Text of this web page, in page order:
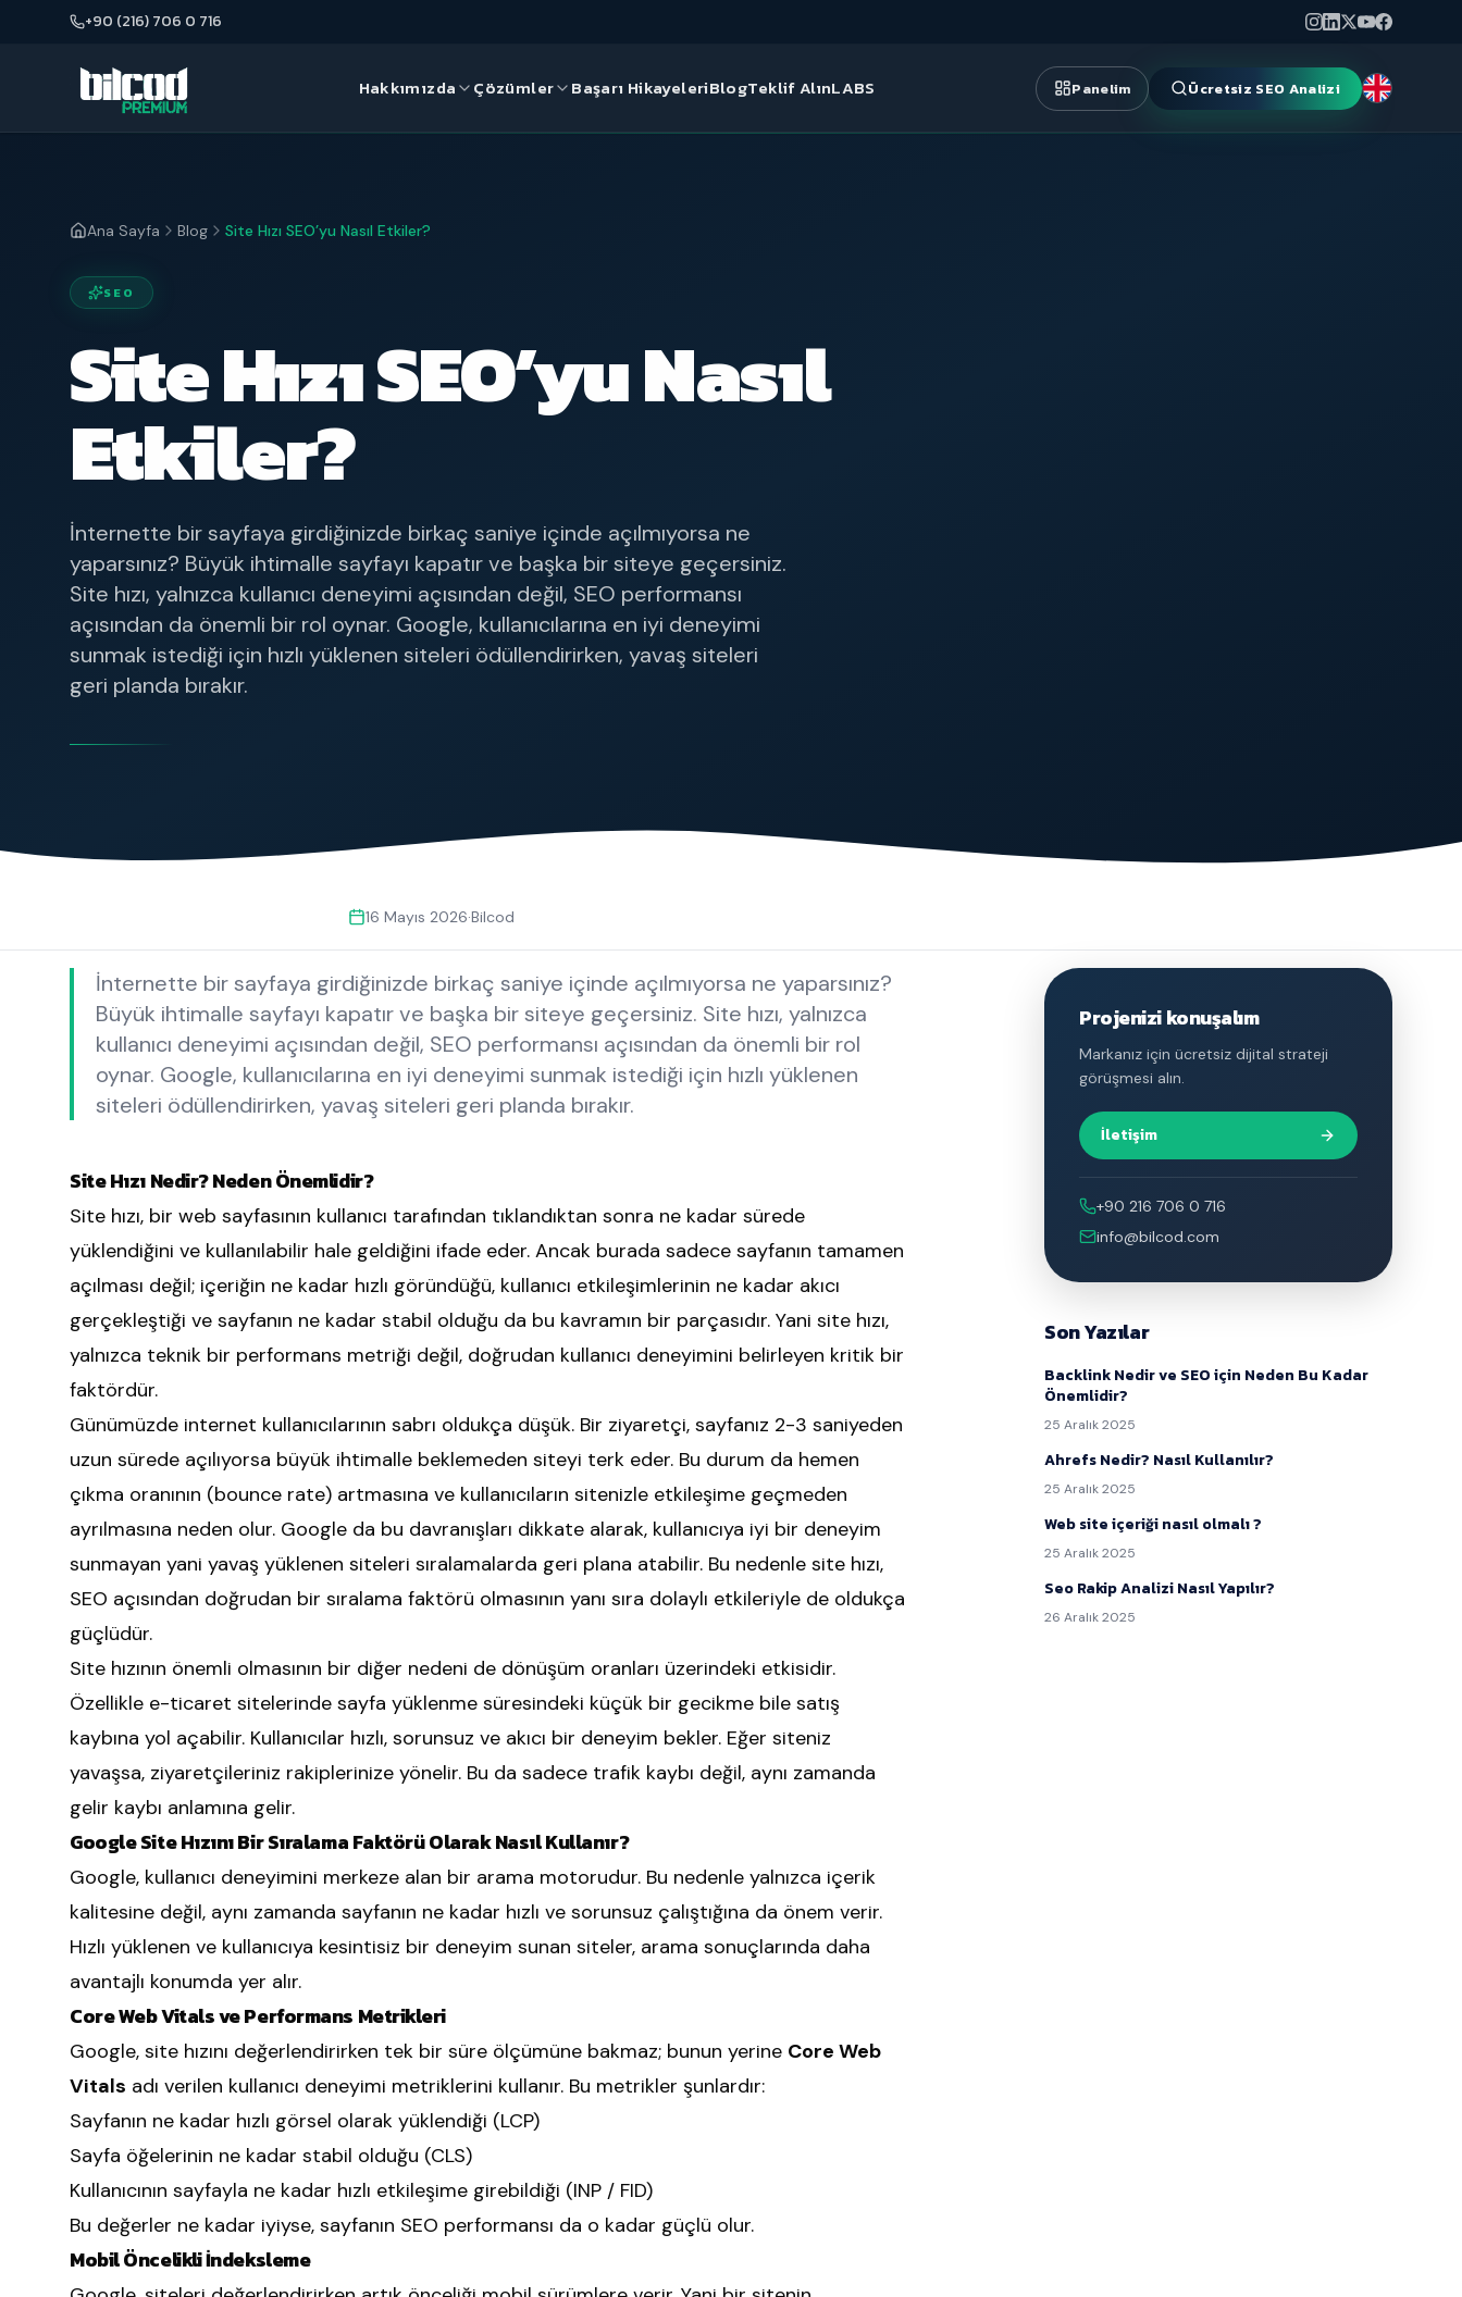
+90 (216) 706 0 716
Hakkımızda
Ekibimiz
Çözümler
organik büyüme
SEO Fiyatları
Şeffaf paketler, ölçülebilir SEO
Google Ads Yönetimi
Ölçülebilir getiri sağlayan reklam
yönetimi
Sosyal Medya Yönetimi
deneyimi
Başarı HikayeleriBlogTeklif AlınLABS Panelim Ücretsiz SEO Analizi
Ana Sayfa Blog Site Hızı SEO’yu Nasıl Etkiler?
SEO
Site Hızı SEO’yu Nasıl
Etkiler?
İnternette bir sayfaya girdiğinizde birkaç saniye içinde açılmıyorsa ne
yaparsınız? Büyük ihtimalle sayfayı kapatır ve başka bir siteye geçersiniz.
Site hızı, yalnızca kullanıcı deneyimi açısından değil, SEO performansı
açısından da önemli bir rol oynar. Google, kullanıcılarına en iyi deneyimi
sunmak istediği için hızlı yüklenen siteleri ödüllendirirken, yavaş siteleri
geri planda bırakır.
16 Mayıs 2026·Bilcod
İnternette bir sayfaya girdiğinizde birkaç saniye içinde açılmıyorsa ne yaparsınız?
Büyük ihtimalle sayfayı kapatır ve başka bir siteye geçersiniz. Site hızı, yalnızca
kullanıcı deneyimi açısından değil, SEO performansı açısından da önemli bir rol
oynar. Google, kullanıcılarına en iyi deneyimi sunmak istediği için hızlı yüklenen
siteleri ödüllendirirken, yavaş siteleri geri planda bırakır.
Site Hızı Nedir? Neden Önemlidir?
Site hızı, bir web sayfasının kullanıcı tarafından tıklandıktan sonra ne kadar sürede
yüklendiğini ve kullanılabilir hale geldiğini ifade eder. Ancak burada sadece sayfanın tamamen
açılması değil; içeriğin ne kadar hızlı göründüğü, kullanıcı etkileşimlerinin ne kadar akıcı
gerçekleştiği ve sayfanın ne kadar stabil olduğu da bu kavramın bir parçasıdır. Yani site hızı,
yalnızca teknik bir performans metriği değil, doğrudan kullanıcı deneyimini belirleyen kritik bir
faktördür.
Günümüzde internet kullanıcılarının sabrı oldukça düşük. Bir ziyaretçi, sayfanız 2-3 saniyeden
uzun sürede açılıyorsa büyük ihtimalle beklemeden siteyi terk eder. Bu durum da hemen
çıkma oranının (bounce rate) artmasına ve kullanıcıların sitenizle etkileşime geçmeden
ayrılmasına neden olur. Google da bu davranışları dikkate alarak, kullanıcıya iyi bir deneyim
sunmayan yani yavaş yüklenen siteleri sıralamalarda geri plana atabilir. Bu nedenle site hızı,
SEO açısından doğrudan bir sıralama faktörü olmasının yanı sıra dolaylı etkileriyle de oldukça
güçlüdür.
Site hızının önemli olmasının bir diğer nedeni de dönüşüm oranları üzerindeki etkisidir.
Özellikle e-ticaret sitelerinde sayfa yüklenme süresindeki küçük bir gecikme bile satış
kaybına yol açabilir. Kullanıcılar hızlı, sorunsuz ve akıcı bir deneyim bekler. Eğer siteniz
yavaşsa, ziyaretçileriniz rakiplerinize yönelir. Bu da sadece trafik kaybı değil, aynı zamanda
gelir kaybı anlamına gelir.
Google Site Hızını Bir Sıralama Faktörü Olarak Nasıl Kullanır?
Google, kullanıcı deneyimini merkeze alan bir arama motorudur. Bu nedenle yalnızca içerik
kalitesine değil, aynı zamanda sayfanın ne kadar hızlı ve sorunsuz çalıştığına da önem verir.
Hızlı yüklenen ve kullanıcıya kesintisiz bir deneyim sunan siteler, arama sonuçlarında daha
avantajlı konumda yer alır.
Core Web Vitals ve Performans Metrikleri
Google, site hızını değerlendirirken tek bir süre ölçümüne bakmaz; bunun yerine Core Web
Vitals adı verilen kullanıcı deneyimi metriklerini kullanır. Bu metrikler şunlardır:
Sayfanın ne kadar hızlı görsel olarak yüklendiği (LCP)
Sayfa öğelerinin ne kadar stabil olduğu (CLS)
Kullanıcının sayfayla ne kadar hızlı etkileşime girebildiği (INP / FID)
Bu değerler ne kadar iyiyse, sayfanın SEO performansı da o kadar güçlü olur.
Mobil Öncelikli İndeksleme
Projenizi konuşalım
Markanız için ücretsiz dijital strateji
görüşmesi alın.
İletişim
+90 216 706 0 716
info@bilcod.com
Son Yazılar
Backlink Nedir ve SEO için Neden Bu Kadar
Önemlidir?
25 Aralık 2025
Ahrefs Nedir? Nasıl Kullanılır?
25 Aralık 2025
Web site içeriği nasıl olmalı ?
25 Aralık 2025
Seo Rakip Analizi Nasıl Yapılır?
26 Aralık 2025